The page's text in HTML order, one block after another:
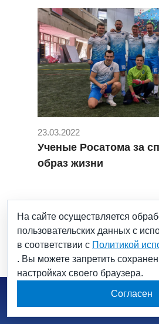
23.03.2022
Ученые Росатома за
образ жизни
#Кубок наука Медфарм
#научный дивизион
#спорт
На сайте осуществляется
пользовательских данных с
в соответствии с Политикой
. Вы можете запретить
настройках своего браузера.
Согласен